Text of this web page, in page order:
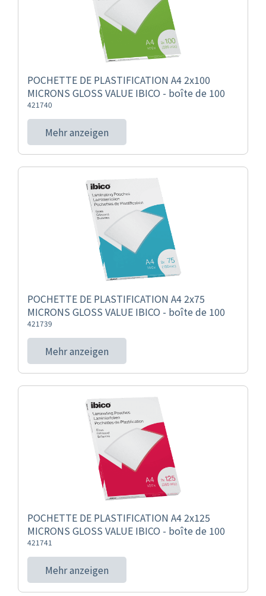
POCHETTE DE PLASTIFICATION A4 2x100
MICRONS GLOSS VALUE IBICO - boîte de 100
421740
Mehr anzeigen
POCHETTE DE PLASTIFICATION A4 2x75
MICRONS GLOSS VALUE IBICO - boîte de 100
421739
Mehr anzeigen
POCHETTE DE PLASTIFICATION A4 2x125
MICRONS GLOSS VALUE IBICO - boîte de 100
421741
Mehr anzeigen